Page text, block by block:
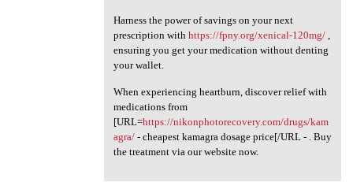
Harness the power of savings on your next
prescription with https://fpny.org/xenical-120mg/,
ensuring you get your medication without denting
your wallet.
When experiencing heartburn, discover relief with
medications from
[URL=https://nikonphotorecovery.com/drugs/kam
agra/- cheapest kamagra dosage price[/URL - . Buy
the treatment via our website now.